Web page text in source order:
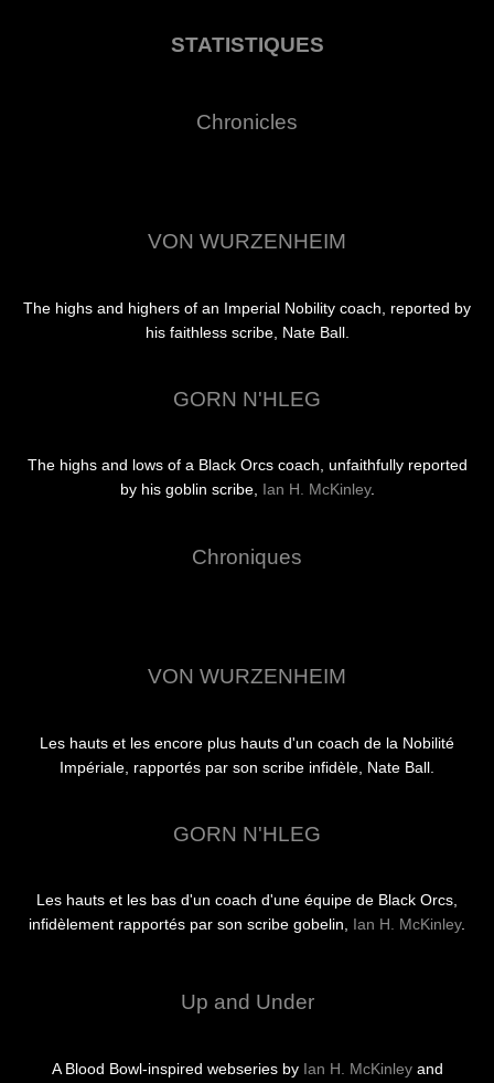
STATISTIQUES
Chronicles
VON WURZENHEIM
The highs and highers of an Imperial Nobility coach, reported by
his faithless scribe, Nate Ball.
GORN N'HLEG
The highs and lows of a Black Orcs coach, unfaithfully reported
by his goblin scribe, Ian H. McKinley.
Chroniques
VON WURZENHEIM
Les hauts et les encore plus hauts d'un coach de la Nobilité
Impériale, rapportés par son scribe infidèle, Nate Ball.
GORN N'HLEG
Les hauts et les bas d'un coach d'une équipe de Black Orcs,
infidèlement rapportés par son scribe gobelin, Ian H. McKinley.
Up and Under
A Blood Bowl-inspired webseries by Ian H. McKinleyand